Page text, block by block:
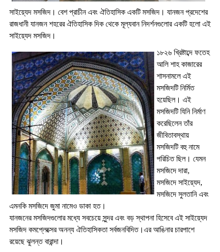
সাইয়্যেদ মসজিদ। বেশ প্রাচীন এবং ঐতিহাসিক একটি মসজিদ। যানজন প্রদেশের
রাজধানী যানজন শহরের ঐতিহাসিক দিক থেকে মূল্যবান নিদর্শনগুলোর একটি হলো এই
সাইয়্যেদ মসজিদ।
১৮২৬ খ্রিষ্টাব্দে ফতেহ
আলি শাহ কাজারের
শাসনামলে এই
মসজিদটি নির্মিত
হয়েছিল। এই
মসজিদটি যিনি নির্মাণ
করেছিলেন তাঁর
জীবিতাবস্থায়
মসজিদটি বহু নামে
পরিচিত ছিল। যেমন
মসজিদে দারা,
মসজিদে সাইয়্যেদ,
মসজিদে সুলতানি এবং
এমনকি মসজিদে জুমা নামেও ডাকা হত।
যানজনের মসজিদগুলোর মধ্যে সবচেয়ে সুন্দর এবং বড় স্থাপনা হিসেবে এই সাইয়্যেদ
মসজিদ কমপ্লেক্সের অনন্য ঐতিহাসিকতা সর্বজনবিদিত।এর আঙিনার চারপাশে
রয়েছে ঝুলন্ত বারান্দা।